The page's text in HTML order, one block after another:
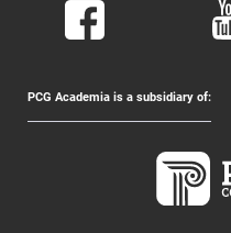
PCG Academia is a subsidiary of: